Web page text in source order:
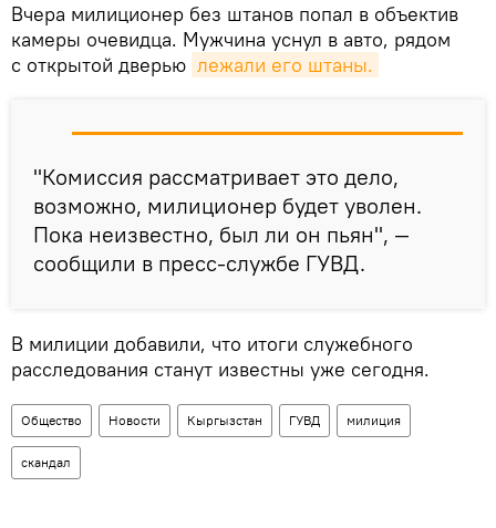
Вчера милиционер без штанов попал в объектив
камеры очевидца. Мужчина уснул в авто, рядом
с открытой дверью лежали его штаны.
"Комиссия рассматривает это дело,
возможно, милиционер будет уволен.
Пока неизвестно, был ли он пьян", —
сообщили в пресс-службе ГУВД.
В милиции добавили, что итоги служебного
расследования станут известны уже сегодня.
Общество Новости Кыргызстан ГУВД милиция
скандал